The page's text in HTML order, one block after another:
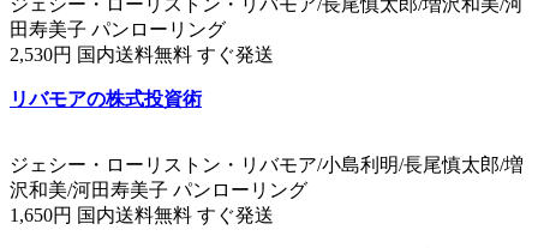
ジェシー・ローリストン・リバモア/長尾慎太郎/増沢和美/河
田寿美子 パンローリング
2,530円 国内送料無料 すぐ発送
リバモアの株式投資術
ジェシー・ローリストン・リバモア/小島利明/長尾慎太郎/増
沢和美/河田寿美子 パンローリング
1,650円 国内送料無料 すぐ発送